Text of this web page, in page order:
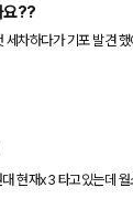
요??
세차하다가 기포 발견 했
작은 얼룩이 있던데 이건
데 월소득이1500정도면 718